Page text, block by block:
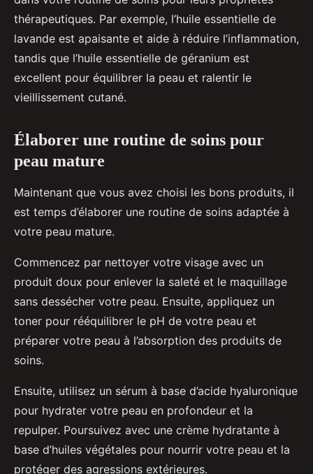
thérapeutiques. Par exemple, l’huile essentielle de
lavande est apaisante et aide à réduire l’inflammation,
tandis que l’huile essentielle de géranium est
excellent pour équilibrer la peau et ralentir le
vieillissement cutané.
Élaborer une routine de soins pour
peau mature
Maintenant que vous avez choisi les bons produits, il
est temps d’élaborer une routine de soins adaptée à
votre peau mature.
Commencez par nettoyer votre visage avec un
produit doux pour enlever la saleté et le maquillage
sans dessécher votre peau. Ensuite, appliquez un
toner pour rééquilibrer le pH de votre peau et
préparer votre peau à l’absorption des produits de
soins.
Ensuite, utilisez un sérum à base d’acide hyaluronique
pour hydrater votre peau en profondeur et la
repulper. Poursuivez avec une crème hydratante à
base d’huiles végétales pour nourrir votre peau et la
protéger des agressions extérieures.